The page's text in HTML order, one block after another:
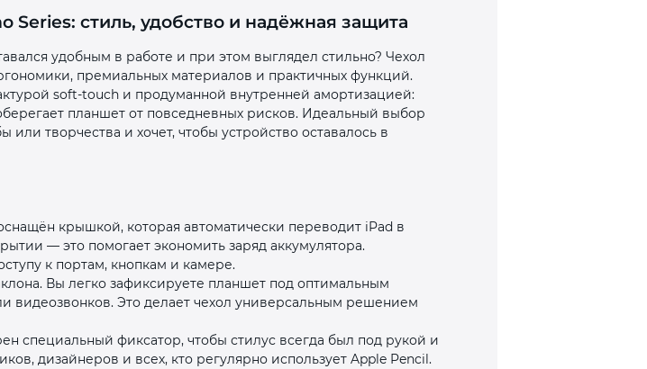
Series: стиль, удобство и надёжная защита
удобным в работе и при этом выглядел стильно? Чехол
премиальных материалов и практичных функций.
soft‑touch и продуманной внутренней амортизацией:
планшет от повседневных рисков. Идеальный выбор
или творчества и хочет, чтобы устройство оставалось в
крышкой, которая автоматически переводит iPad в
— это помогает экономить заряд аккумулятора.
к портам, кнопкам и камере.
Вы легко зафиксируете планшет под оптимальным
видеозвонков. Это делает чехол универсальным решением
специальный фиксатор, чтобы стилус всегда был под рукой и
дизайнеров и всех, кто регулярно использует Apple Pencil.
25
раз в 2
раз в 2 недели
вопросы?
302-02-51